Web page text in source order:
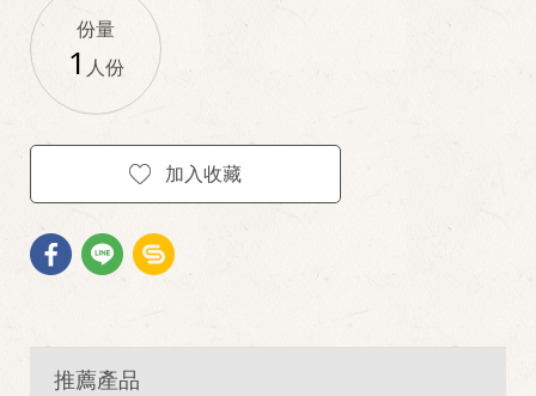
份量
1 人份
加入收藏
推薦產品